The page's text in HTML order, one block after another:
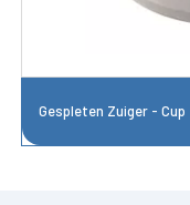
Gespleten Zuiger - Cup